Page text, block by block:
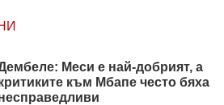
Меси е най-добрият, а
към Мбапе често бяха